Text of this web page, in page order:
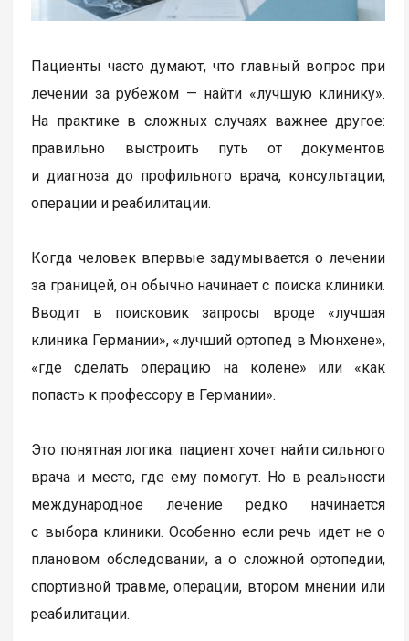
Пациенты часто думают, что главный вопрос при
лечении за рубежом — найти «лучшую клинику».
На практике в сложных случаях важнее другое:
правильно выстроить путь от документов
и диагноза до профильного врача, консультации,
операции и реабилитации.
Когда человек впервые задумывается о лечении
за границей, он обычно начинает с поиска клиники.
Вводит в поисковик запросы вроде «лучшая
клиника Германии», «лучший ортопед в Мюнхене»,
«где сделать операцию на колене» или «как
попасть к профессору в Германии».
Это понятная логика: пациент хочет найти сильного
врача и место, где ему помогут. Но в реальности
международное лечение редко начинается
с выбора клиники. Особенно если речь идет не о
плановом обследовании, а о сложной ортопедии,
спортивной травме, операции, втором мнении или
реабилитации.